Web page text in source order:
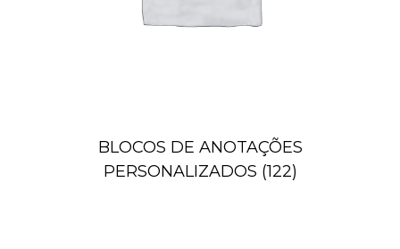
BLOCOS DE ANOTAÇÕES
PERSONALIZADOS (122)